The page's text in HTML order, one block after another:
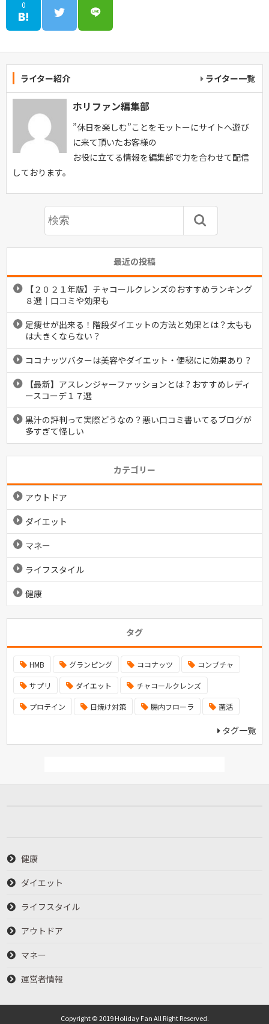
0
ライター紹介 ライター一覧
ホリファン編集部
”休日を楽しむ”ことをモットーにサイトへ遊び
に来て頂いたお客様の
お役に立てる情報を編集部で力を合わせて配信
しております。
最近の投稿
【２０２１年版】チャコールクレンズのおすすめランキング
８選｜口コミや効果も
足痩せが出来る！階段ダイエットの方法と効果とは？太もも
は大きくならない？
ココナッツバターは美容やダイエット・便秘にに効果あり？
【最新】アスレンジャーファッションとは？おすすめレディ
ースコーデ１７選
黒汁の評判って実際どうなの？悪い口コミ書いてるブログが
多すぎて怪しい
カテゴリー
アウトドア
ダイエット
マネー
ライフスタイル
健康
タグ
HMB グランピング ココナッツ コンブチャ
サプリ ダイエット チャコールクレンズ
プロテイン 日焼け対策 腸内フローラ 菌活
タグ一覧
健康
ダイエット
ライフスタイル
アウトドア
マネー
運営者情報
Copyright © 2019 Holiday Fan All Right Reserved.